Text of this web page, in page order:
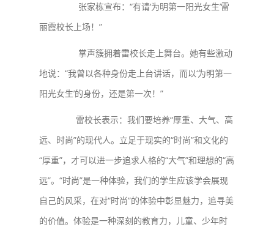
张家栋宣布：“有请‘为明第一阳光女生’雷
丽霞校长上场！”
掌声簇拥着雷校长走上舞台。她有些激动
地说：“我曾以各种身份走上台讲话，而以‘为明第一
阳光女生’的身份，还是第一次！”
雷校长表示：我们要培养“厚重、大气、高
远、时尚”的现代人。立足于现实的“时尚”和文化的
“厚重”，才可以进一步追求人格的“大气”和理想的“高
远”。“时尚”是一种体验，我们的学生应该学会展现
自己的风采，在对“时尚”的体验中彰显魅力，追寻美
的价值。体验是一种深刻的教育力，儿童、少年时